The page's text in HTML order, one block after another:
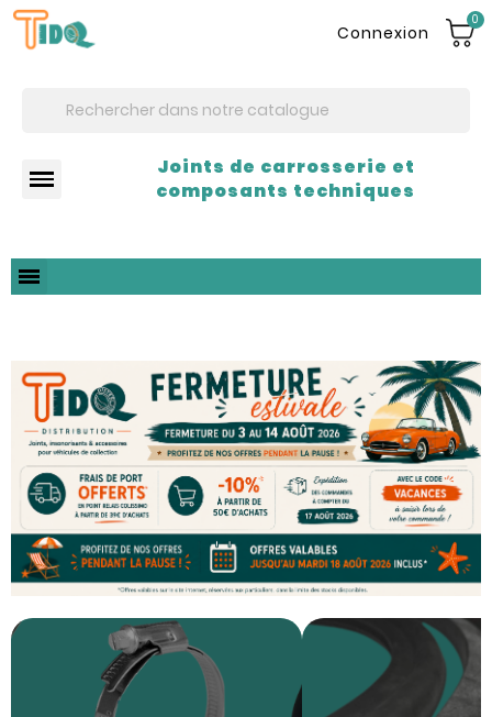
Connexion
0
Joints de carrosserie et
composants techniques